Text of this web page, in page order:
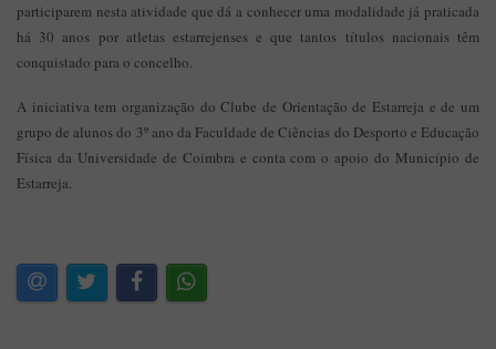
participarem nesta atividade que dá a conhecer uma modalidade já praticada
há 30 anos por atletas estarrejenses e que tantos títulos nacionais têm
conquistado para o concelho.
A iniciativa tem organização do Clube de Orientação de Estarreja e de um
grupo de alunos do 3º ano da Faculdade de Ciências do Desporto e Educação
Física da Universidade de Coimbra e conta com o apoio do Município de
Estarreja.